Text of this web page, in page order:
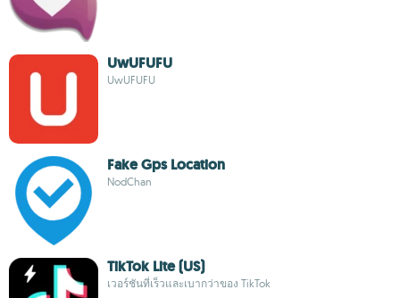
UwUFUFU
UwUFUFU
Fake Gps Location
NodChan
TikTok Lite (US)
เวอร์ชันที่เร็วและเบากว่าของ TikTok